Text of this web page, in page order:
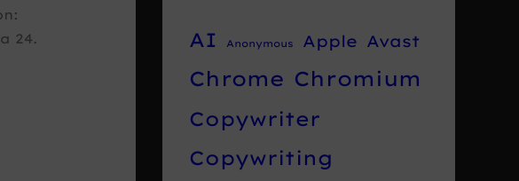
24.
AI Anonymous Apple Avast
Chrome Chromium
Copywriter
Copywriting